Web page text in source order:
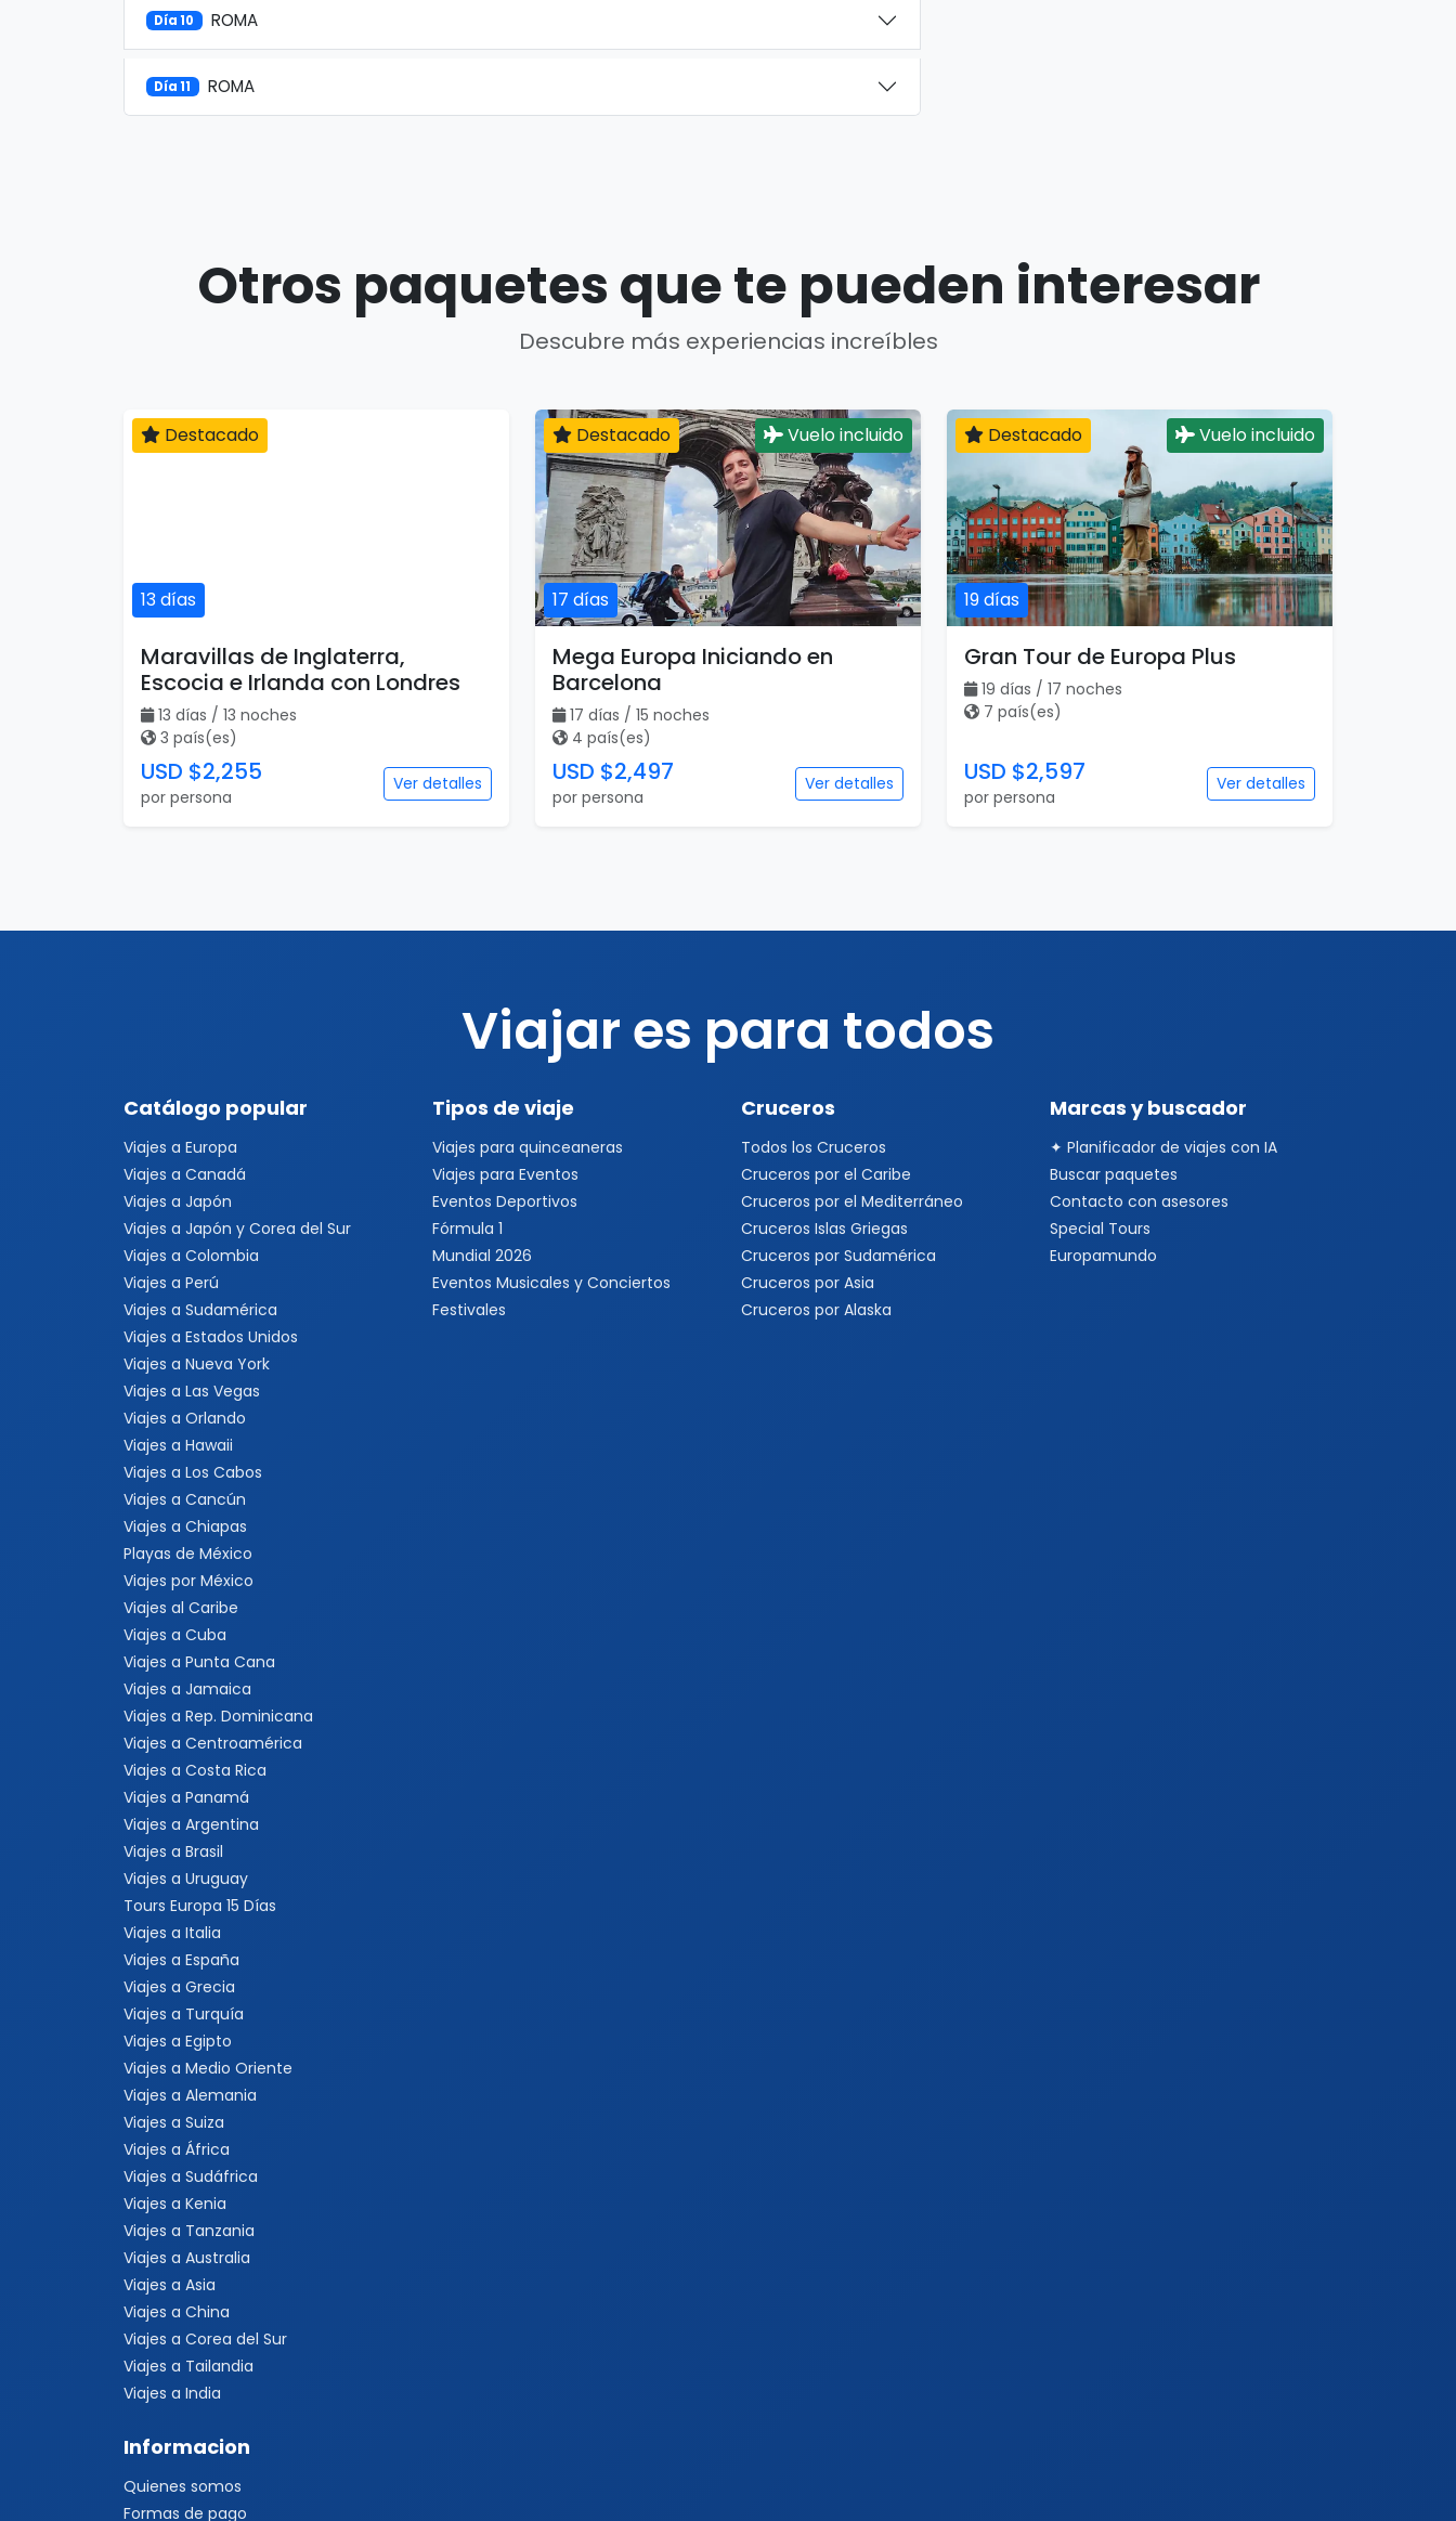
Día 10 ROMA
Día 11 ROMA
Otros paquetes que te pueden interesar
Descubre más experiencias increíbles
13 días
Destacado
Maravillas de Inglaterra,
Escocia e Irlanda con Londres
13 días / 13 noches
3 país(es)
USD $2,255
por persona
Ver detalles
17 días
Destacado Vuelo incluido
Mega Europa Iniciando en
Barcelona
17 días / 15 noches
4 país(es)
USD $2,497
por persona
Ver detalles
19 días
Destacado Vuelo incluido
Gran Tour de Europa Plus
19 días / 17 noches
7 país(es)
USD $2,597
por persona
Ver detalles
Viajar es para todos
Catálogo popular
Viajes a Europa
Viajes a Canadá
Viajes a Japón
Viajes a Japón y Corea del Sur
Viajes a Colombia
Viajes a Perú
Viajes a Sudamérica
Viajes a Estados Unidos
Viajes a Nueva York
Viajes a Las Vegas
Viajes a Orlando
Viajes a Hawaii
Viajes a Los Cabos
Viajes a Cancún
Viajes a Chiapas
Playas de México
Viajes por México
Viajes al Caribe
Viajes a Cuba
Viajes a Punta Cana
Viajes a Jamaica
Viajes a Rep. Dominicana
Viajes a Centroamérica
Viajes a Costa Rica
Viajes a Panamá
Viajes a Argentina
Viajes a Brasil
Viajes a Uruguay
Tours Europa 15 Días
Viajes a Italia
Viajes a España
Viajes a Grecia
Viajes a Turquía
Viajes a Egipto
Viajes a Medio Oriente
Viajes a Alemania
Viajes a Suiza
Viajes a África
Viajes a Sudáfrica
Viajes a Kenia
Viajes a Tanzania
Viajes a Australia
Viajes a Asia
Viajes a China
Viajes a Corea del Sur
Viajes a Tailandia
Viajes a India
Tipos de viaje
Viajes para quinceaneras
Viajes para Eventos
Eventos Deportivos
Fórmula 1
Mundial 2026
Eventos Musicales y Conciertos
Festivales
Cruceros
Todos los Cruceros
Cruceros por el Caribe
Cruceros por el Mediterráneo
Cruceros Islas Griegas
Cruceros por Sudamérica
Cruceros por Asia
Cruceros por Alaska
Marcas y buscador
✦ Planificador de viajes con IA
Buscar paquetes
Contacto con asesores
Special Tours
Europamundo
Informacion
Quienes somos
Formas de pago